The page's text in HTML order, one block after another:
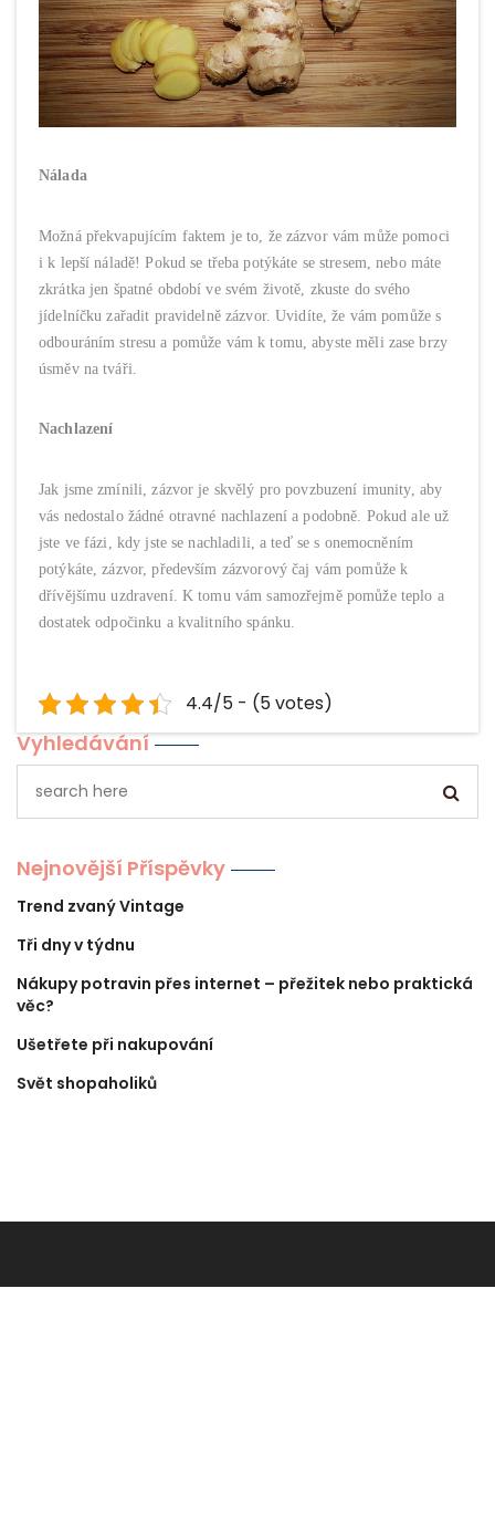
Nálada
Možná překvapujícím faktem je to, že zázvor vám může pomoci
i k lepší náladě! Pokud se třeba potýkáte se stresem, nebo máte
zkrátka jen špatné období ve svém životě, zkuste do svého
jídelníčku zařadit pravidelně zázvor. Uvidíte, že vám pomůže s
odbouráním stresu a pomůže vám k tomu, abyste měli zase brzy
úsměv na tváři.
Nachlazení
Jak jsme zmínili, zázvor je skvělý pro povzbuzení imunity, aby
vás nedostalo žádné otravné nachlazení a podobně. Pokud ale už
jste ve fázi, kdy jste se nachladili, a teď se s onemocněním
potýkáte, zázvor, především zázvorový čaj vám pomůže k
dřívějšímu uzdravení. K tomu vám samozřejmě pomůže teplo a
dostatek odpočinku a kvalitního spánku.
4.4/5 - (5 votes)
Vyhledávání
Nejnovější Příspěvky
Trend zvaný Vintage
Tři dny v týdnu
Nákupy potravin přes internet – přežitek nebo praktická
věc?
Ušetřete při nakupování
Svět shopaholiků